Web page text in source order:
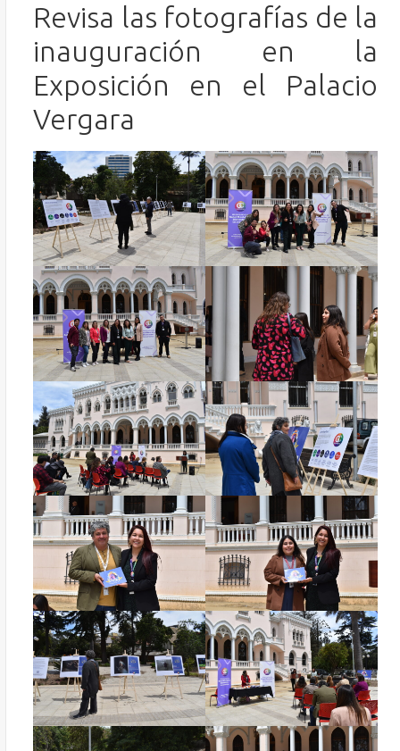
Revisa las fotografías de la
inauguración en la
Exposición en el Palacio
Vergara